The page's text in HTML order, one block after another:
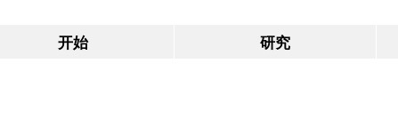
开始 研究